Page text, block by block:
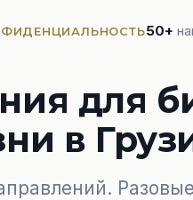
50+
для
в